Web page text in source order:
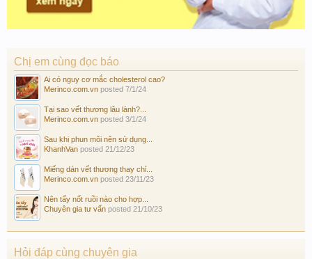
Chị em cùng đọc báo
Ai có nguy cơ mắc cholesterol cao?
Merinco.com.vn posted 7/1/24
Tại sao vết thương lâu lành?...
Merinco.com.vn posted 3/1/24
Sau khi phun môi nên sử dụng...
KhanhVan posted 21/12/23
Miếng dán vết thương thay chỉ...
Merinco.com.vn posted 23/11/23
Nên tẩy nốt ruồi nào cho hợp...
Chuyên gia tư vấn posted 21/10/23
Hỏi đáp cùng chuyên gia